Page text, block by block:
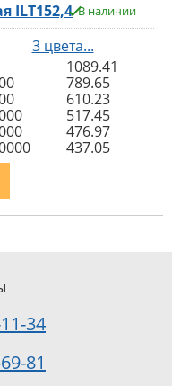
ILT152,4 В наличии
3 цвета...
1089.41
789.65
610.23
517.45
476.97
437.05
34
81